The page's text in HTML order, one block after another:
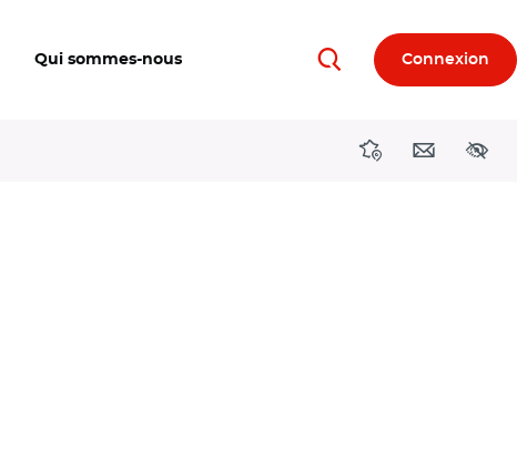
Qui sommes-nous RechercherConnexion
DirectionsContact